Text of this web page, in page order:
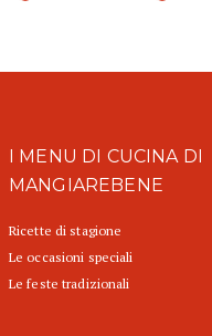
I MENU DI CUCINA DI
MANGIAREBENE
Ricette di stagione
Le occasioni speciali
Le feste tradizionali